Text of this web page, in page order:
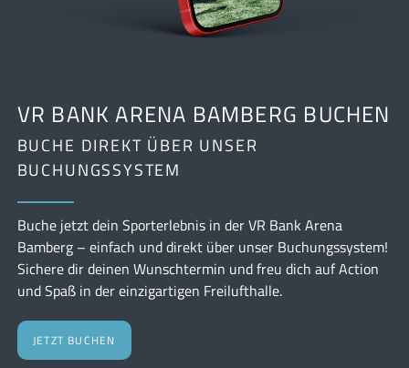
VR BANK ARENA BAMBERG BUCHEN
BUCHE DIREKT ÜBER UNSER
BUCHUNGSSYSTEM
Buche jetzt dein Sporterlebnis in der VR Bank Arena
Bamberg – einfach und direkt über unser Buchungssystem!
Sichere dir deinen Wunschtermin und freu dich auf Action
und Spaß in der einzigartigen Freilufthalle.
JETZT BUCHEN